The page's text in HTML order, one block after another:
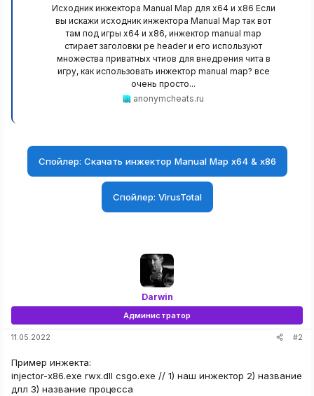
Исходник инжектора Manual Map для x64 и x86 Если
вы искажи исходник инжектора Manual Map так вот
там под игры x64 и x86, инжектор manual map
стирает заголовки pe header и его используют
множества приватных чтиов для внедрения чита в
игру, как использовать инжектор manual map? все
очень просто...
anonymcheats.ru
Спойлер: Скачать инжектор Manual Map x64 & x86
Спойлер: VirusTotal
Darwin
Администратор
11.05.2022 #2
Пример инжекта:
injector-x86.exe rwx.dll csgo.exe // 1) наш инжектор 2) название
длл 3) название процесса